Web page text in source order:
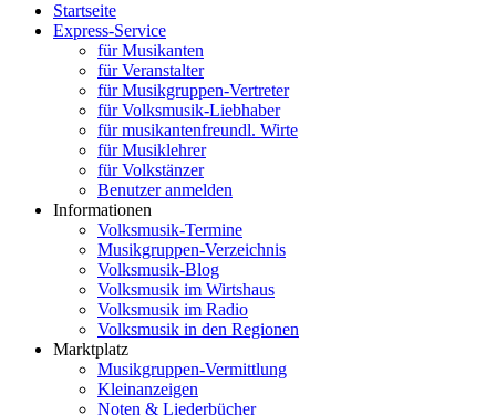
Startseite
Express-Service
für Musikanten
für Veranstalter
für Musikgruppen-Vertreter
für Volksmusik-Liebhaber
für musikantenfreundl. Wirte
für Musiklehrer
für Volkstänzer
Benutzer anmelden
Informationen
Volksmusik-Termine
Musikgruppen-Verzeichnis
Volksmusik-Blog
Volksmusik im Wirtshaus
Volksmusik im Radio
Volksmusik in den Regionen
Marktplatz
Musikgruppen-Vermittlung
Kleinanzeigen
Noten & Liederbücher